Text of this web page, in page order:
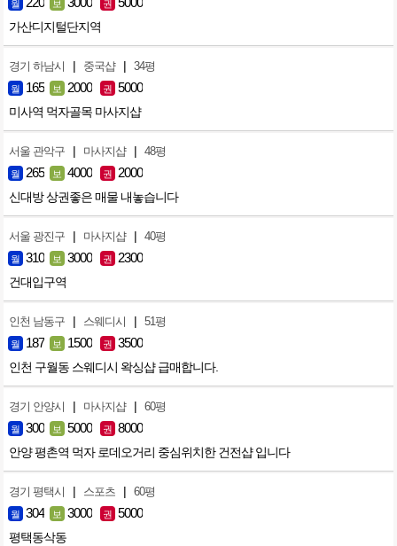
월 보 권
가산디지털단지역
경기 하남시 | 중국샵 | 34평
월 165 보 2000 권 5000
미사역 먹자골목 마사지샵
서울 관악구 | 마사지샵 | 48평
월 265 보 4000 권 2000
신대방 상권좋은 매물 내놓습니다
서울 광진구 | 마사지샵 | 40평
월 310 보 3000 권 2300
건대입구역
인천 남동구 | 스웨디시 | 51평
월 187 보 1500 권 3500
인천 구월동 스웨디시 왁싱샵 급매합니다.
경기 안양시 | 마사지샵 | 60평
월 300 보 5000 권 8000
안양 평촌역 먹자 로데오거리 중심위치한 건전샵 입니다
경기 평택시 | 스포츠 | 60평
월 304 보 3000 권 5000
평택동삭동